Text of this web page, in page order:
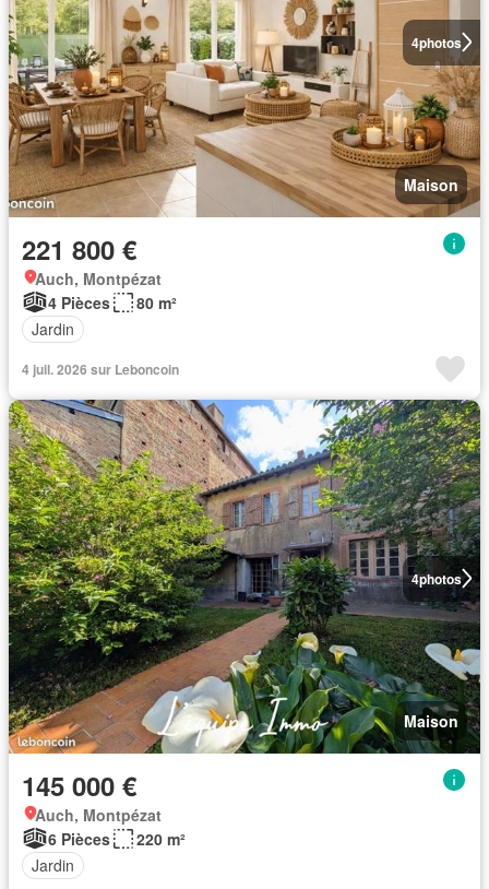
4photos
Maison
221 800 €
Auch, Montpézat
4 Pièces
80 m²
Jardin
4 juil. 2026 sur Leboncoin
4photos
Maison
145 000 €
Auch, Montpézat
6 Pièces
220 m²
Jardin